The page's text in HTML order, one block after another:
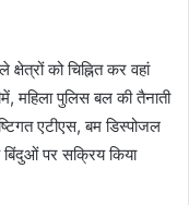
को चिह्नित कर वहां
महिला पुलिस बल की तैनाती
एटीएस, बम डिस्पोजल
पर सक्रिय किया